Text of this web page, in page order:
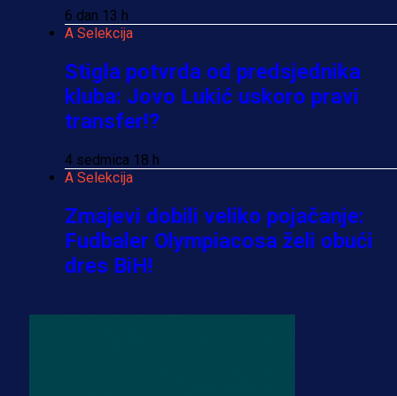
6 dan 13 h
A Selekcija
Stigla potvrda od predsjednika
kluba: Jovo Lukić uskoro pravi
transfer!?
4 sedmica 18 h
A Selekcija
Zmajevi dobili veliko pojačanje:
Fudbaler Olympiacosa želi obući
dres BiH!